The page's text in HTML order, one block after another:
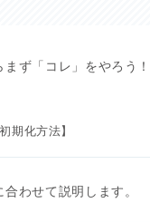
ず「コレ」をやろう！
期化方法】
わせて説明します。